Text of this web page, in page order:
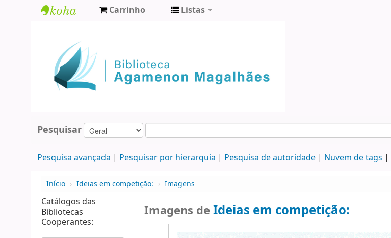
Agamenon
Magalhães
Carrinho Listas
Pesquisar
Pesquisa avançada Pesquisar por hierarquia Pesquisa de autoridade Nuvem de tags
Início › Ideias em competição: › Imagens
Catálogos das
Bibliotecas
Cooperantes:
Imagens deIdeias em competição: